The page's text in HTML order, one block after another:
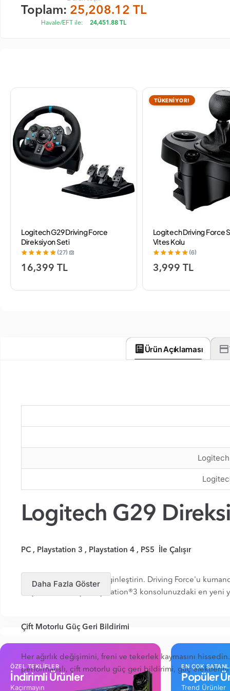
Toplam: 25,208.12 TL
Havale/EFT ile: 24,451.88 TL
Logitech G29 Driving Force
Direksiyon Seti
(27)
16,399 TL
TÜKENİYOR!
Logitech Driving Force
Vites Kolu
(6)
3,999 TL
Ürün Açıklaması
Logitech G29
PC , Playstation 3 , Playstation 4 , PS5 İle Çalışır
Konsol deneyiminizi zenginleştirin. Driving Force'u
PlayStation®4 veya PlayStation®3 konsolunuzdaki en yeni
Çift Motorlu Güç Geri Bildirimi
Her ağırlık değişimini, freni ve tekerlek kaymasını
performanslı, çift motorlu güç geri bildirimi, güç
Daha Fazla Göster
ÖZEL TEKLİFLER
İndirimli Ürünler
Kaçırmayın
EN ÇOK
Popüler
Trend Ürünler